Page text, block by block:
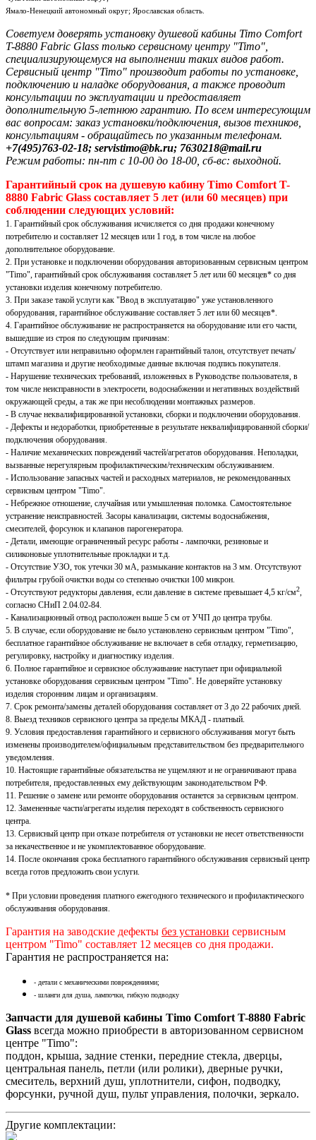
Ямало-Ненецкий автономный округ; Ярославская область.
Советуем доверять установку душевой кабины Timo Comfort
T-8880 Fabric Glass только сервисному центру "Timo",
специализирующемуся на выполнении таких видов работ.
Сервисный центр "Timo" производит работы по установке,
подключению и наладке оборудования, а также проводит
консультации по эксплуатации и предоставляет
дополнительную 5-летнюю гарантию. По всем интересующим
вас вопросам: заказ установки/подключения, вызов техников,
консультациям - обращайтесь по указанным телефонам.
+7(495)763-02-18; servistimo@bk.ru; 7630218@mail.ru
Режим работы: пн-пт с 10-00 до 18-00, сб-вс: выходной.
Гарантийный срок на душевую кабину Timo Comfort T-
8880 Fabric Glass составляет 5 лет (или 60 месяцев) при
соблюдении следующих условий:
1. Гарантийный срок обслуживания исчисляется со дня продажи конечному
потребителю и составляет 12 месяцев или 1 год, в том числе на любое
дополнительное оборудование.
2. При установке и подключении оборудования авторизованным сервисным центром
"Timo", гарантийный срок обслуживания составляет 5 лет или 60 месяцев* со дня
установки изделия конечному потребителю.
3. При заказе такой услуги как "Ввод в эксплуатацию" уже установленного
оборудования, гарантийное обслуживание составляет 5 лет или 60 месяцев*.
4. Гарантийное обслуживание не распространяется на оборудование или его части,
вышедшие из строя по следующим причинам:
- Отсутствует или неправильно оформлен гарантийный талон, отсутствует печать/
штамп магазина и другие необходимые данные включая подпись покупателя.
- Нарушение технических требований, изложенных в Руководстве пользователя, в
том числе неисправности в электросети, водоснабжении и негативных воздействий
окружающей среды, а так же при несоблюдении монтажных размеров.
- В случае неквалифицированной установки, сборки и подключении оборудования.
- Дефекты и недоработки, приобретенные в результате неквалифицированной сборки/
подключения оборудования.
- Наличие механических повреждений частей/агрегатов оборудования. Неполадки,
вызванные нерегулярным профилактическим/техническим обслуживанием.
- Использование запасных частей и расходных материалов, не рекомендованных
сервисным центром "Timo".
- Небрежное отношение, случайная или умышленная поломка. Самостоятельное
устранение неисправностей. Засоры канализации, системы водоснабжения,
смесителей, форсунок и клапанов парогенератора.
- Детали, имеющие ограниченный ресурс работы - лампочки, резиновые и
силиконовые уплотнительные прокладки и т.д.
- Отсутствие УЗО, ток утечки 30 мА, размыкание контактов на 3 мм. Отсутствуют
фильтры грубой очистки воды со степенью очистки 100 микрон.
- Отсутствуют редукторы давления, если давление в системе превышает 4,5 кг/см2
согласно СНиП 2.04.02-84.
- Канализационный отвод расположен выше 5 см от УЧП до центра трубы.
5. В случае, если оборудование не было установлено сервисным центром "Timo",
бесплатное гарантийное обслуживание не включает в себя отладку, герметизацию,
регулировку, настройку и диагностику изделия.
6. Полное гарантийное и сервисное обслуживание наступает при официальной
установке оборудования сервисным центром "Timo". Не доверяйте установку
изделия сторонним лицам и организациям.
7. Срок ремонта/замены деталей оборудования составляет от 3 до 22 рабочих дней.
8. Выезд техников сервисного центра за пределы МКАД - платный.
9. Условия предоставления гарантийного и сервисного обслуживания могут быть
изменены производителем/официальным представительством без предварительного
уведомления.
10. Настоящие гарантийные обязательства не ущемляют и не ограничивают права
потребителя, предоставленных ему действующим законодательством РФ.
11. Решение о замене или ремонте оборудования останется за сервисным центром.
12. Замененные части/агрегаты изделия переходят в собственность сервисного
центра.
13. Сервисный центр при отказе потребителя от установки не несет ответственности
за некачественное и не укомплектованное оборудование.
14. После окончания срока бесплатного гарантийного обслуживания сервисный центр
всегда готов предложить свои услуги.
* При условии проведения платного ежегодного технического и профилактического
обслуживания оборудования.
Гарантия на заводские дефекты без установки сервисным
центром "Timo" составляет 12 месяцев со дня продажи.
Гарантия не распространяется на:
- детали с механическими повреждениями;
- шланги для душа, лампочки, гибкую подводку
Запчасти для душевой кабины Timo Comfort T-8880 Fabric
Glass всегда можно приобрести в авторизованном сервисном
центре "Timo":
поддон, крыша, задние стенки, передние стекла, дверцы,
центральная панель, петли (или ролики), дверные ручки,
смеситель, верхний душ, уплотнители, сифон, подводку,
форсунки, ручной душ, пульт управления, полочки, зеркало.
Другие комплектации: